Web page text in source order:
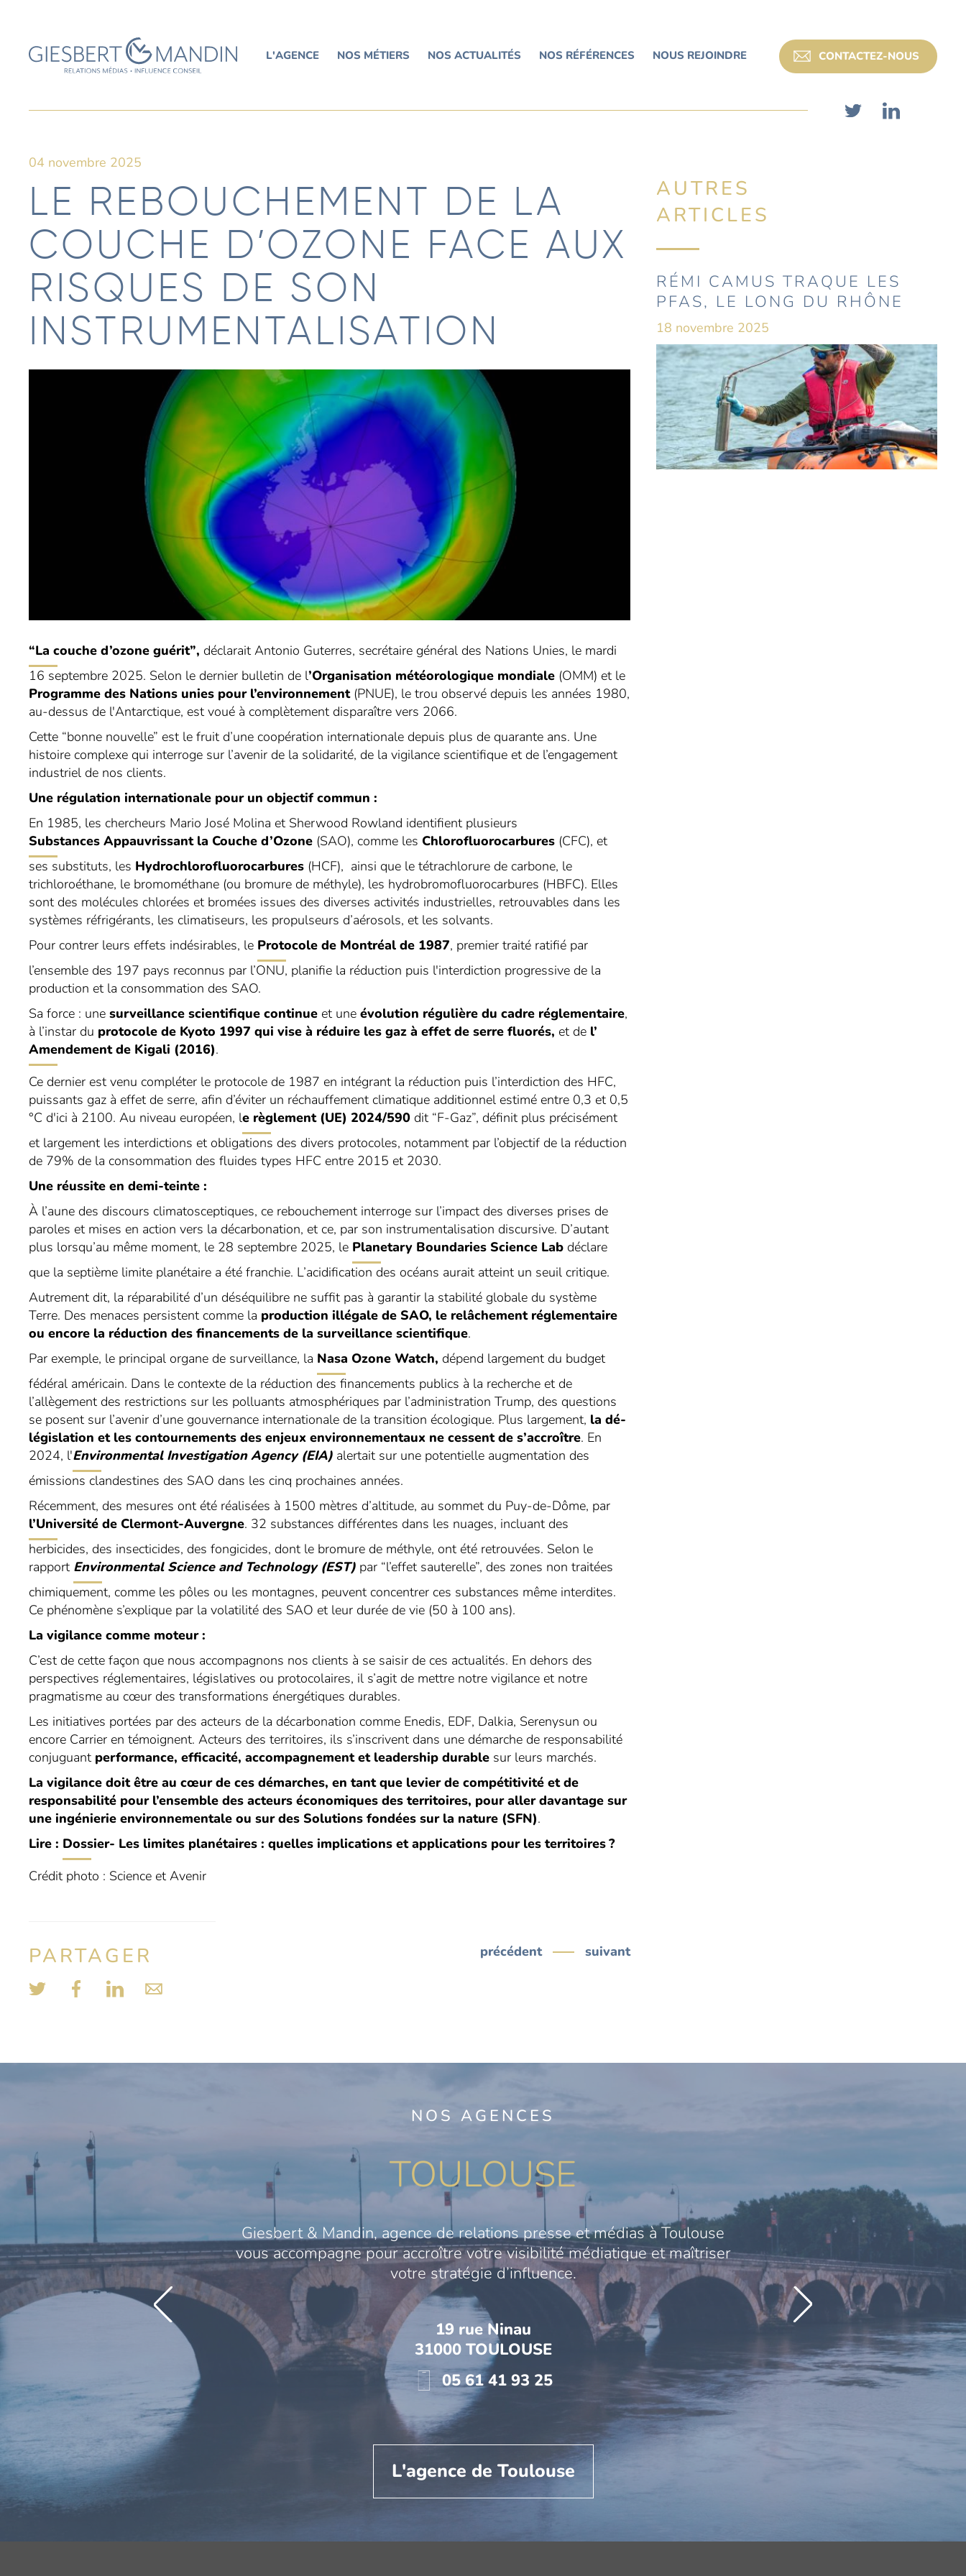
L'AGENCE NOS MÉTIERS NOS ACTUALITÉS NOS RÉFÉRENCES NOUS REJOINDRE CONTACTEZ-NOUS
04 novembre 2025
LE REBOUCHEMENT DE LA
COUCHE D’OZONE FACE AUX
RISQUES DE SON
INSTRUMENTALISATION
“La couche d’ozone guérit”, déclarait Antonio Guterres, secrétaire général des Nations Unies, le mardi
16 septembre 2025. Selon le dernier bulletin de l’Organisation météorologique mondiale (OMM) et le
Programme des Nations unies pour l’environnement(PNUE), le trou observé depuis les années 1980,
au-dessus de l'Antarctique, est voué à complètement disparaître vers 2066.
Cette “bonne nouvelle” est le fruit d’une coopération internationale depuis plus de quarante ans. Une
histoire complexe qui interroge sur l’avenir de la solidarité, de la vigilance scientifique et de l’engagement
industriel de nos clients.
Une régulation internationale pour un objectif commun :
En 1985, les chercheurs Mario José Molina et Sherwood Rowland identifient plusieurs
Substances Appauvrissant la Couche d’Ozone (SAO), comme les Chlorofluorocarbures (CFC), et
ses substituts, les Hydrochlorofluorocarbures (HCF), ainsi que le tétrachlorure de carbone, le
trichloroéthane, le bromométhane (ou bromure de méthyle), les hydrobromofluorocarbures (HBFC). Elles
sont des molécules chlorées et bromées issues des diverses activités industrielles, retrouvables dans les
systèmes réfrigérants, les climatiseurs, les propulseurs d’aérosols, et les solvants.
Pour contrer leurs effets indésirables, le Protocole de Montréal de 1987, premier traité ratifié par
l’ensemble des 197 pays reconnus par l’ONU, planifie la réduction puis l'interdiction progressive de la
production et la consommation des SAO.
Sa force : unesurveillance scientifique continue et uneévolution régulière du cadre réglementaire,
à l’instar du protocole de Kyoto 1997 qui vise à réduire les gaz à effet de serre fluorés, et de l’
Amendement de Kigali (2016).
Ce dernier est venu compléter le protocole de 1987 en intégrant la réduction puis l’interdiction des HFC,
puissants gaz à effet de serre, afin d’éviter un réchauffement climatique additionnel estimé entre 0,3 et 0,5
°C d'ici à 2100. Au niveau européen, le règlement (UE) 2024/590 dit “F-Gaz”, définit plus précisément
et largement les interdictions et obligations des divers protocoles, notamment par l’objectif de la réduction
de 79% de la consommation des fluides types HFC entre 2015 et 2030.
Une réussite en demi-teinte :
À l’aune des discours climatosceptiques, ce rebouchement interroge sur l’impact des diverses prises de
paroles et mises en action vers la décarbonation, et ce, par son instrumentalisation discursive. D’autant
plus lorsqu’au même moment, le 28 septembre 2025, le Planetary Boundaries Science Lab déclare
que la septième limite planétaire a été franchie. L’acidification des océans aurait atteint un seuil critique.
Autrement dit, la réparabilité d’un déséquilibre ne suffit pas à garantir la stabilité globale du système
Terre. Des menaces persistent comme la production illégale de SAO, le relâchement réglementaire
ou encore la réduction des financements de la surveillance scientifique.
Par exemple, le principal organe de surveillance, la Nasa Ozone Watch, dépend largement du budget
fédéral américain. Dans le contexte de la réduction des financements publics à la recherche et de
l’allègement des restrictions sur les polluants atmosphériques par l’administration Trump, des questions
se posent sur l’avenir d’une gouvernance internationale de la transition écologique. Plus largement, la dé-
législation et les contournements des enjeux environnementaux ne cessent de s’accroître. En
2024, l'Environmental Investigation Agency(EIA) alertait sur une potentielle augmentation des
émissions clandestines des SAO dans les cinq prochaines années.
Récemment, des mesures ont été réalisées à 1500 mètres d’altitude, au sommet du Puy-de-Dôme, par
l’Université de Clermont-Auvergne. 32 substances différentes dans les nuages, incluant des
herbicides, des insecticides, des fongicides, dont le bromure de méthyle, ont été retrouvées. Selon le
rapport Environmental Science and Technology(EST) par “l’effet sauterelle”, des zones non traitées
chimiquement, comme les pôles ou les montagnes, peuvent concentrer ces substances même interdites.
Ce phénomène s’explique par la volatilité des SAO et leur durée de vie (50 à 100 ans).
La vigilance comme moteur :
C’est de cette façon que nous accompagnons nos clients à se saisir de ces actualités. En dehors des
perspectives réglementaires, législatives ou protocolaires, il s’agit de mettre notre vigilance et notre
pragmatisme au cœur des transformations énergétiques durables.
Les initiatives portées par des acteurs de la décarbonation comme Enedis, EDF, Dalkia, Serenysun ou
encore Carrier en témoignent. Acteurs des territoires, ils s’inscrivent dans une démarche de responsabilité
conjuguant performance, efficacité, accompagnement et leadership durable sur leurs marchés.
La vigilance doit être au cœur de ces démarches, en tant que levier de compétitivité et de
responsabilité pour l’ensemble des acteurs économiques des territoires, pour aller davantage sur
une ingénierie environnementale ou sur des Solutions fondées sur la nature (SFN).
Lire : Dossier- Les limites planétaires : quelles implications et applications pour les territoires ?
Crédit photo : Science et Avenir
PARTAGER précédent suivant
AUTRES
ARTICLES
RÉMI CAMUS TRAQUE LES
PFAS, LE LONG DU RHÔNE
18 novembre 2025
NOS AGENCES
TOULOUSE
Giesbert & Mandin, agence de relations presse et médias à Toulouse
vous accompagne pour accroître votre visibilité médiatique et maîtriser
votre stratégie d’influence.
19 rue Ninau
31000 TOULOUSE
05 61 41 93 25
L'agence de Toulouse